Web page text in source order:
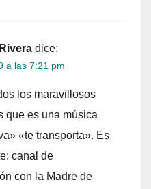
dice:
a las 7:21 pm
los maravillosos
que es una música
«te transporta». Es
canal de
con la Madre de